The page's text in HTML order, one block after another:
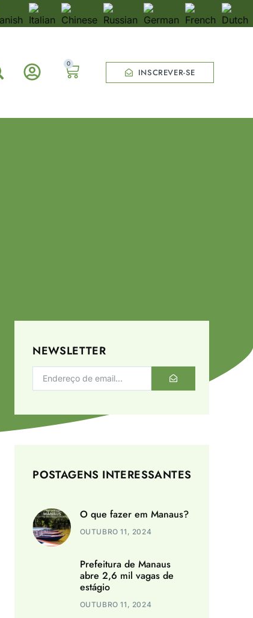
0
INSCREVER-SE
NEWSLETTER
POSTAGENS INTERESSANTES
O que fazer em Manaus?
OUTUBRO 11, 2024
Prefeitura de Manaus
abre 2,6 mil vagas de
estágio
OUTUBRO 11, 2024